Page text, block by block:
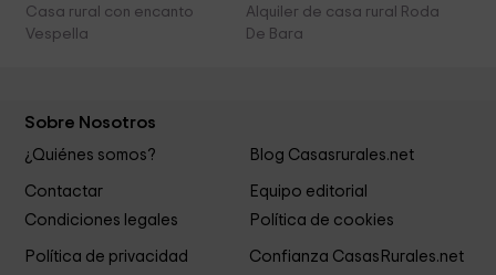
Casa rural con encanto
Vespella
Alquiler de casa rural Roda
De Bara
Sobre Nosotros
¿Quiénes somos? Blog Casasrurales.net
Contactar
Equipo editorial
Condiciones legales
Política de cookies
Política de privacidad Confianza CasasRurales.net